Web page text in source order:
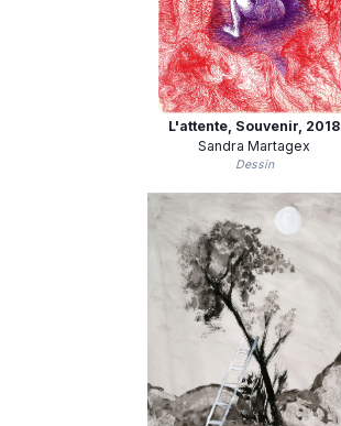
L'attente, Souvenir, 2018
Sandra Martagex
Dessin